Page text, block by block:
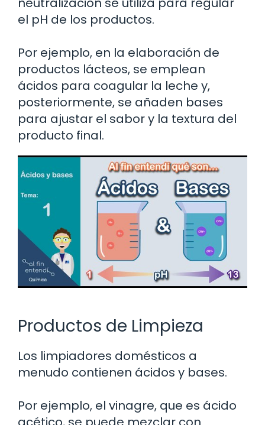
el pH de los productos.
Por ejemplo, en la elaboración de
productos lácteos, se emplean
ácidos para coagular la leche y,
posteriormente, se añaden bases
para ajustar el sabor y la textura del
producto final.
Productos de Limpieza
Los limpiadores domésticos a
menudo contienen ácidos y bases.
Por ejemplo, el vinagre, que es ácido